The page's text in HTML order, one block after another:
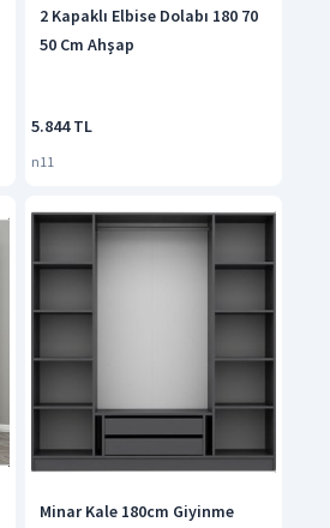
2 Kapaklı Elbise Dolabı 180 70
50 Cm Ahşap
5.844 TL
n11
Minar Kale 180cm Giyinme